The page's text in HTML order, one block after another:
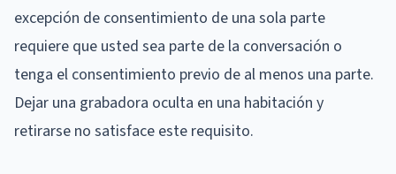
excepción de consentimiento de una sola parte
requiere que usted sea parte de la conversación o
tenga el consentimiento previo de al menos una parte.
Dejar una grabadora oculta en una habitación y
retirarse no satisface este requisito.